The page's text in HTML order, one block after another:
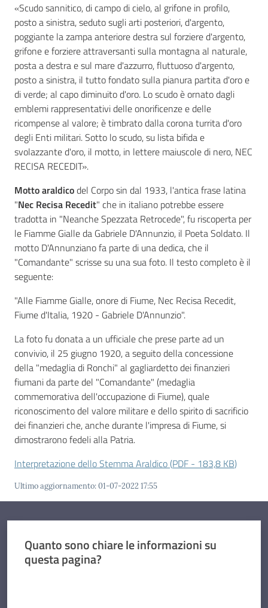
«Scudo sannitico, di campo di cielo, al grifone in profilo,
posto a sinistra, seduto sugli arti posteriori, d'argento,
poggiante la zampa anteriore destra sul forziere d'argento,
grifone e forziere attraversanti sulla montagna al naturale,
posta a destra e sul mare d'azzurro, fluttuoso d'argento,
posto a sinistra, il tutto fondato sulla pianura partita d'oro e
di verde; al capo diminuito d'oro. Lo scudo è ornato dagli
emblemi rappresentativi delle onorificenze e delle
ricompense al valore; è timbrato dalla corona turrita d'oro
degli Enti militari. Sotto lo scudo, su lista bifida e
svolazzante d'oro, il motto, in lettere maiuscole di nero, NEC
RECISA RECEDIT».
Motto araldicodel Corpo sin dal 1933, l'antica frase latina
"Nec Recisa Recedit" che in italiano potrebbe essere
tradotta in "Neanche Spezzata Retrocede", fu riscoperta per
le Fiamme Gialle da Gabriele D'Annunzio, il Poeta Soldato. Il
motto D'Annunziano fa parte di una dedica, che il
"Comandante" scrisse su una sua foto. Il testo completo è il
seguente:
"Alle Fiamme Gialle, onore di Fiume, Nec Recisa Recedit,
Fiume d'Italia, 1920 - Gabriele D'Annunzio".
La foto fu donata a un ufficiale che prese parte ad un
convivio, il 25 giugno 1920, a seguito della concessione
della "medaglia di Ronchi" al gagliardetto dei finanzieri
fiumani da parte del "Comandante" (medaglia
commemorativa dell'occupazione di Fiume), quale
riconoscimento del valore militare e dello spirito di sacrificio
dei finanzieri che, anche durante l'impresa di Fiume, si
dimostrarono fedeli alla Patria.
Interpretazione dello Stemma Araldico (PDF - 183,8 KB)
Ultimo aggiornamento:01-07-2022 17:55
Quanto sono chiare le informazioni su
questa pagina?